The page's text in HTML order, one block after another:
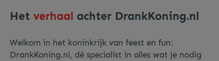
Het verhaal achter DrankKoning.nl
Welkom in het koninkrijk van feest en fun:
DrankKoning.nl, dé specialist in alles wat je nodig